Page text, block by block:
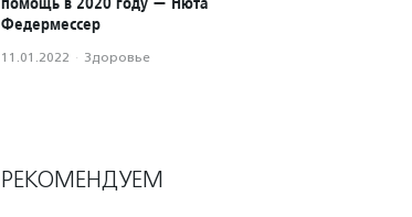
Федермессер
11.01.2022 · Здоровье
РЕКОМЕНДУЕМ